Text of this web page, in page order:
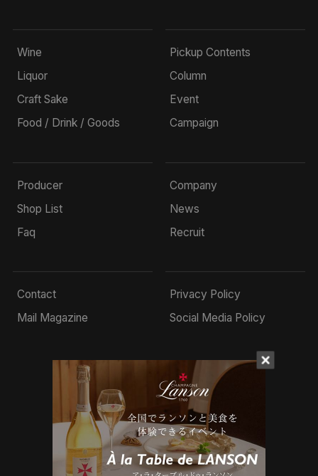
Wine
Liquor
Craft Sake
Food / Drink / Goods
Pickup Contents
Column
Event
Campaign
Producer
Shop List
Faq
Company
News
Recruit
Contact
Mail Magazine
Privacy Policy
Social Media Policy
© 2022 Mottox inc.